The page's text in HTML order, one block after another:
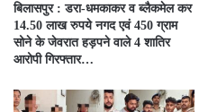
बिलासपुर : डरा-धमकाकर व ब्लैकमेल कर
14.50 लाख रुपये नगद एवं 450 ग्राम
सोने के जेवरात हड़पने वाले 4 शातिर
आरोपी गिरफ्तार…